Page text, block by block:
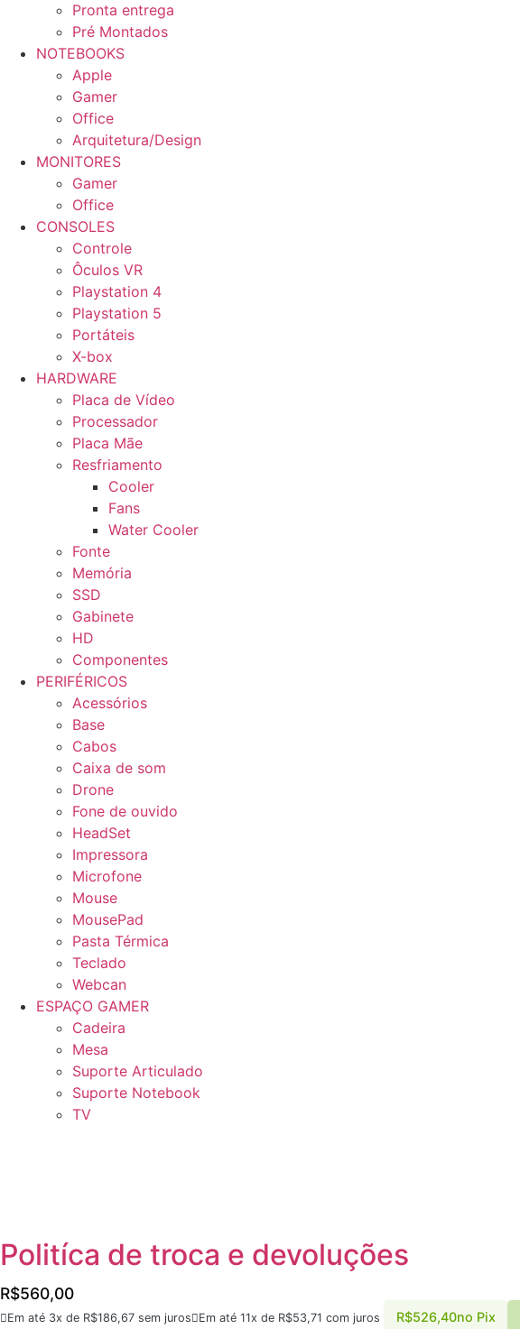
Pronta entrega
Pré Montados
NOTEBOOKS
Apple
Gamer
Office
Arquitetura/Design
MONITORES
Gamer
Office
CONSOLES
Controle
Ôculos VR
Playstation 4
Playstation 5
Portáteis
X-box
HARDWARE
Placa de Vídeo
Processador
Placa Mãe
Resfriamento
Cooler
Fans
Water Cooler
Fonte
Memória
SSD
Gabinete
HD
Componentes
PERIFÉRICOS
Acessórios
Base
Cabos
Caixa de som
Drone
Fone de ouvido
HeadSet
Impressora
Microfone
Mouse
MousePad
Pasta Térmica
Teclado
Webcan
ESPAÇO GAMER
Cadeira
Mesa
Suporte Articulado
Suporte Notebook
TV
Politíca de troca e devoluções
R$560,00
Em até 3x de R$186,67 sem juros Em até 11x de R$53,71 com juros R$526,40no Pix